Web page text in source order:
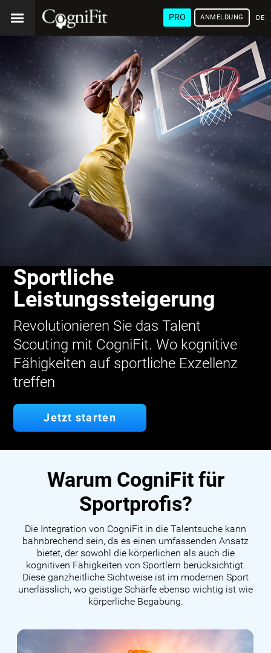
PRO ANMELDUNG
Sportliche
Leistungssteigerung
Revolutionieren Sie das Talent
Scouting mit CogniFit. Wo kognitive
Fähigkeiten auf sportliche Exzellenz
treffen
Jetzt starten
Warum CogniFit für
Sportprofis?
Die Integration von CogniFit in die Talentsuche kann
bahnbrechend sein, da es einen umfassenden Ansatz
bietet, der sowohl die körperlichen als auch die
kognitiven Fähigkeiten von Sportlern berücksichtigt.
Diese ganzheitliche Sichtweise ist im modernen Sport
unerlässlich, wo geistige Schärfe ebenso wichtig ist wie
körperliche Begabung.